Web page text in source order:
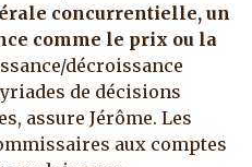
concurrentielle, un
comme le prix ou la
décroissance
de décisions
assure Jérôme. Les
aux comptes